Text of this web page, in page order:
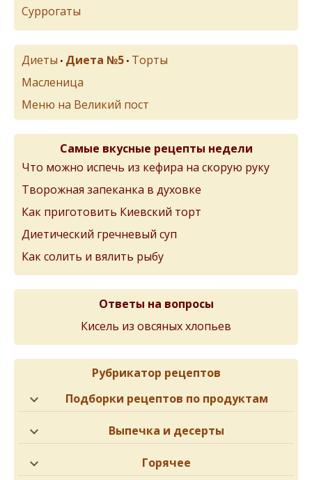
Суррогаты
Диеты • Диета №5 • Торты
Масленица
Меню на Великий пост
Самые вкусные рецепты недели
Что можно испечь из кефира на скорую руку
Творожная запеканка в духовке
Как приготовить Киевский торт
Диетический гречневый суп
Как солить и вялить рыбу
Ответы на вопросы
Кисель из овсяных хлопьев
Рубрикатор рецептов
Подборки рецептов по продуктам
Выпечка и десерты
Горячее